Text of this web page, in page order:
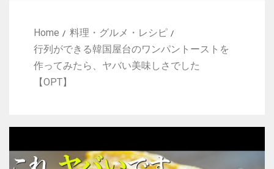
Home
料理・グルメ・レシピ
行列ができる韓国屋台のワンパントーストを
作ってみたら、ヤバい美味しさでした
【OPT】